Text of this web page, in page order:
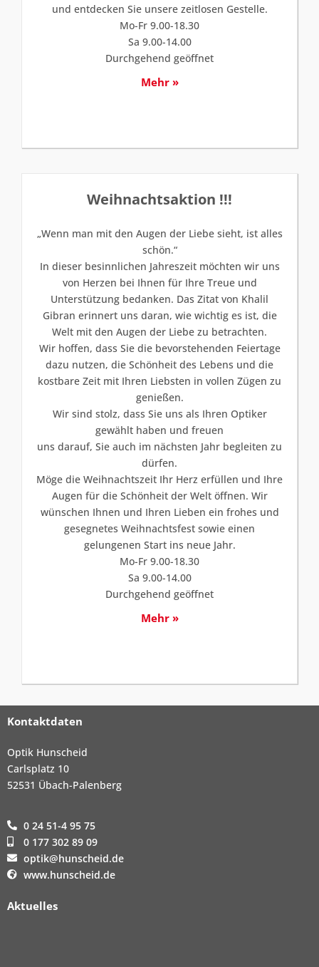
und entdecken Sie unsere zeitlosen Gestelle.
Mo-Fr 9.00-18.30
Sa 9.00-14.00
Durchgehend geöffnet
Mehr »
Weihnachtsaktion !!!
„Wenn man mit den Augen der Liebe sieht, ist alles
schön.“
In dieser besinnlichen Jahreszeit möchten wir uns
von Herzen bei Ihnen für Ihre Treue und
Unterstützung bedanken. Das Zitat von Khalil
Gibran erinnert uns daran, wie wichtig es ist, die
Welt mit den Augen der Liebe zu betrachten.
Wir hoffen, dass Sie die bevorstehenden Feiertage
dazu nutzen, die Schönheit des Lebens und die
kostbare Zeit mit Ihren Liebsten in vollen Zügen zu
genießen.
Wir sind stolz, dass Sie uns als Ihren Optiker
gewählt haben und freuen
uns darauf, Sie auch im nächsten Jahr begleiten zu
dürfen.
Möge die Weihnachtszeit Ihr Herz erfüllen und Ihre
Augen für die Schönheit der Welt öffnen. Wir
wünschen Ihnen und Ihren Lieben ein frohes und
gesegnetes Weihnachtsfest sowie einen
gelungenen Start ins neue Jahr.
Mo-Fr 9.00-18.30
Sa 9.00-14.00
Durchgehend geöffnet
Mehr »
Kontaktdaten
Optik Hunscheid
Carlsplatz 10
52531 Übach-Palenberg
0 24 51-4 95 75
0 177 302 89 09
optik@hunscheid.de
www.hunscheid.de
Aktuelles